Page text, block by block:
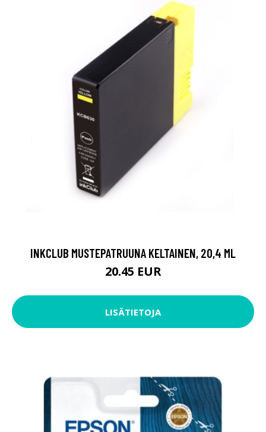
INKCLUB MUSTEPATRUUNA KELTAINEN, 20,4 ML
20.45 EUR
LISÄTIETOJA